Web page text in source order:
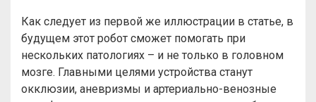
Как следует из первой же иллюстрации в статье, в
будущем этот робот сможет помогать при
нескольких патологиях – и не только в головном
мозге. Главными целями устройства станут
окклюзии, аневризмы и артериально-венозные